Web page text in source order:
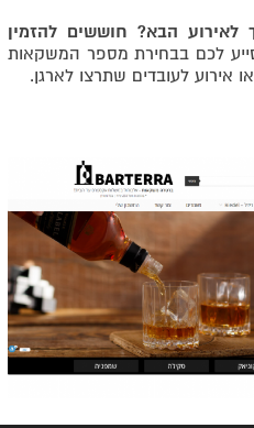
הבא? חוששים להזמין
יסייע לכם בבחירת מספר המשקאות
אירוע לעובדים שתרצו לארגן.